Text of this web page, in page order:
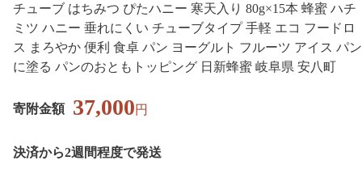
チューブ はちみつ ぴたハニー 寒天入り 80g×15本 蜂蜜 ハチ
ミツ ハニー 垂れにくい チューブタイプ 手軽 エコ フードロ
ス まろやか 便利 食卓 パン ヨーグルト フルーツ アイス パン
に塗る パンのおともトッピング 日新蜂蜜 岐阜県 安八町
寄附金額 37,000円
決済から2週間程度で発送